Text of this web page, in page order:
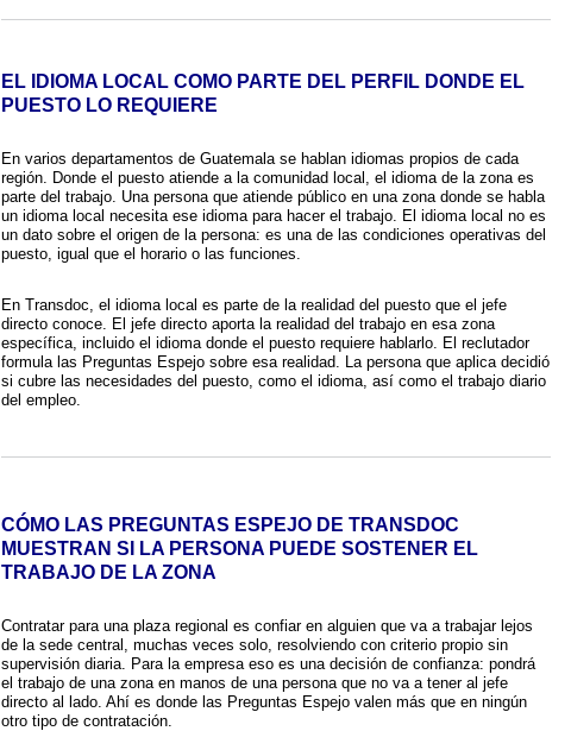
EL IDIOMA LOCAL COMO PARTE DEL PERFIL DONDE EL
PUESTO LO REQUIERE
En varios departamentos de Guatemala se hablan idiomas propios de cada
región. Donde el puesto atiende a la comunidad local, el idioma de la zona es
parte del trabajo. Una persona que atiende público en una zona donde se habla
un idioma local necesita ese idioma para hacer el trabajo. El idioma local no es
un dato sobre el origen de la persona: es una de las condiciones operativas del
puesto, igual que el horario o las funciones.
En Transdoc, el idioma local es parte de la realidad del puesto que el jefe
directo conoce. El jefe directo aporta la realidad del trabajo en esa zona
específica, incluido el idioma donde el puesto requiere hablarlo. El reclutador
formula las Preguntas Espejo sobre esa realidad. La persona que aplica decidió
si cubre las necesidades del puesto, como el idioma, así como el trabajo diario
del empleo.
CÓMO LAS PREGUNTAS ESPEJO DE TRANSDOC
MUESTRAN SI LA PERSONA PUEDE SOSTENER EL
TRABAJO DE LA ZONA
Contratar para una plaza regional es confiar en alguien que va a trabajar lejos
de la sede central, muchas veces solo, resolviendo con criterio propio sin
supervisión diaria. Para la empresa eso es una decisión de confianza: pondrá
el trabajo de una zona en manos de una persona que no va a tener al jefe
directo al lado. Ahí es donde las Preguntas Espejo valen más que en ningún
otro tipo de contratación.